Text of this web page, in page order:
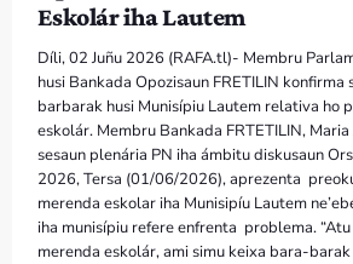
Eskolár iha Lautem
Díli, 02 Juñu 2026 (RAFA.tl)- Membru
husi Bankada Opozisaun FRETILIN konfirma
barbarak husi Munisípiu Lautem relativa ho
eskolár. Membru Bankada FRTETILIN,
sesaun plenária PN iha ámbitu diskusaun
2026, Tersa (01/06/2026), aprezenta
merenda eskolar iha Munisipíu Lautem
iha munisípiu refere enfrenta problema. “Atu
merenda eskolár, ami simu keixa bara-